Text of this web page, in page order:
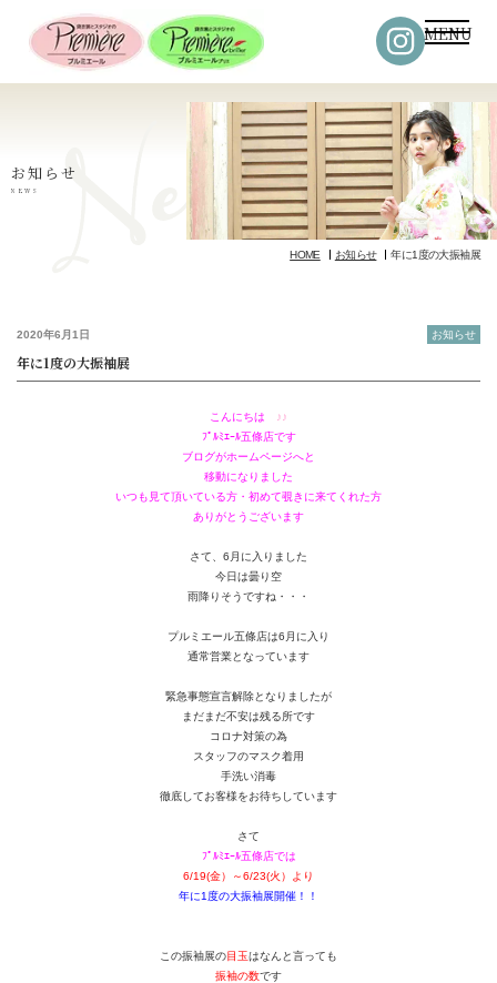
MENU
HOME お知らせ 年に1度の大振袖展
お知らせ
NEWS
2020年6月1日 お知らせ
年に1度の大振袖展
こんにちは
♪♪
ﾌﾟﾙﾐｴｰﾙ五條店です
ブログがホームページへと
移動になりました
いつも見て頂いている方・初めて覗きに来てくれた方
ありがとうございます
さて、6月に入りました
今日は曇り空
雨降りそうですね・・・
プルミエール五條店は6月に入り
通常営業となっています
緊急事態宣言解除となりましたが
まだまだ不安は残る所です
コロナ対策の為
スタッフのマスク着用
手洗い消毒
徹底してお客様をお待ちしています
さて
ﾌﾟﾙﾐｴｰﾙ五條店では
6/19(金）～6/23(火）より
年に1度の大振袖展開催！！
この振袖展の目玉はなんと言っても
振袖の数です